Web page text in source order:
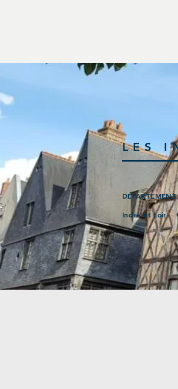
LES
DÉPARTEMENT
Indre et Loir